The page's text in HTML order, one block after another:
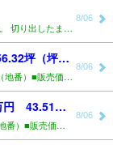
蔵王石の原石から新たに削り出した石風呂が仕上がりました。 切り出したままの荒々しい石肌を大きく残し、..
8/06
【土地】 山形市あかねケ二丁目 1407万円 56.32坪（坪24.98万円）..
■登録NO 260806■所在地 山形市あかねケ丘二丁目2-14（地番）■販売価格 1,407万..
8/06
【土地】 山形市久保田二丁目 区画A 1200万円 43.51坪（坪27.58万円）..
■登録NO 260806A■所在地 山形市久保田二丁目11-25（地番）■販売価格 1,200万..
8/06